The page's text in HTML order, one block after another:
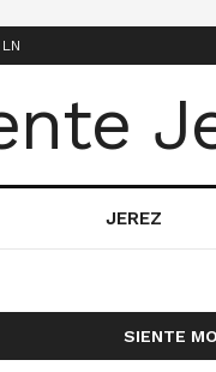
LN
JEREZ
SIENTE